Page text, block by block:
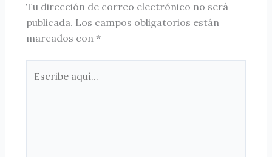
Tu dirección de correo electrónico no será
publicada. Los campos obligatorios están
marcados con *
aquí...